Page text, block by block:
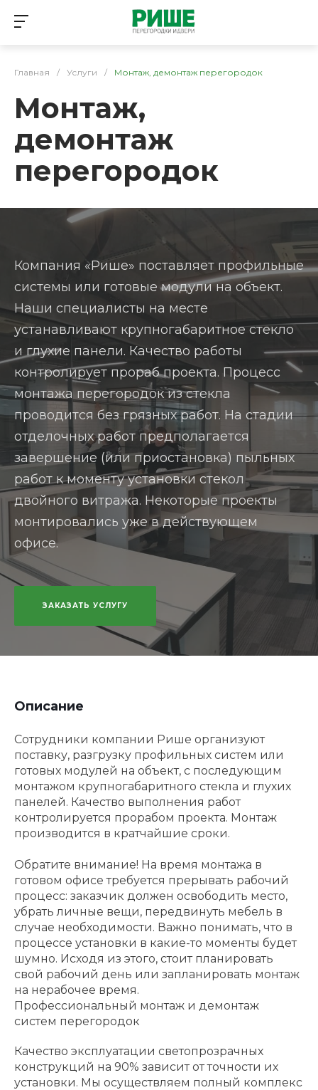
Главная / Услуги / Монтаж, демонтаж перегородок
Монтаж,
демонтаж
перегородок
Компания «Рише» поставляет профильные
системы или готовые модули на объект.
Наши специалисты на месте
устанавливают крупногабаритное стекло
и глухие панели. Качество работы
контролирует прораб проекта. Процесс
монтажа перегородок из стекла
проводится без грязных работ. На стадии
отделочных работ предполагается
завершение (или приостановка) пыльных
работ к моменту установки стекол
двойного витража. Некоторые проекты
монтировались уже в действующем
офисе.
ЗАКАЗАТЬ УСЛУГУ
Описание
Сотрудники компании Рише организуют
поставку, разгрузку профильных систем или
готовых модулей на объект, с последующим
монтажом крупногабаритного стекла и глухих
панелей. Качество выполнения работ
контролируется прорабом проекта. Монтаж
производится в кратчайшие сроки.
Обратите внимание! На время монтажа в
готовом офисе требуется прерывать рабочий
процесс: заказчик должен освободить место,
убрать личные вещи, передвинуть мебель в
случае необходимости. Важно понимать, что в
процессе установки в какие-то моменты будет
шумно. Исходя из этого, стоит планировать
свой рабочий день или запланировать монтаж
на нерабочее время.
Профессиональный монтаж и демонтаж
систем перегородок
Качество эксплуатации светопрозрачных
конструкций на 90% зависит от точности их
установки. Мы осуществляем полный комплекс